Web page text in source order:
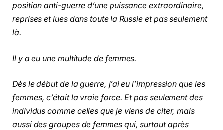
position anti-guerre d’une puissance extraordinaire,
reprises et lues dans toute la Russie et pas seulement
là.
Il y a eu une multitude de femmes.
Dès le début de la guerre, j’ai eu l’impression que les
femmes, c’était la vraie force. Et pas seulement des
individus comme celles que je viens de citer, mais
aussi des groupes de femmes qui, surtout après